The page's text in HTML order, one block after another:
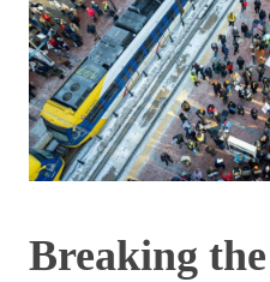
Breaking